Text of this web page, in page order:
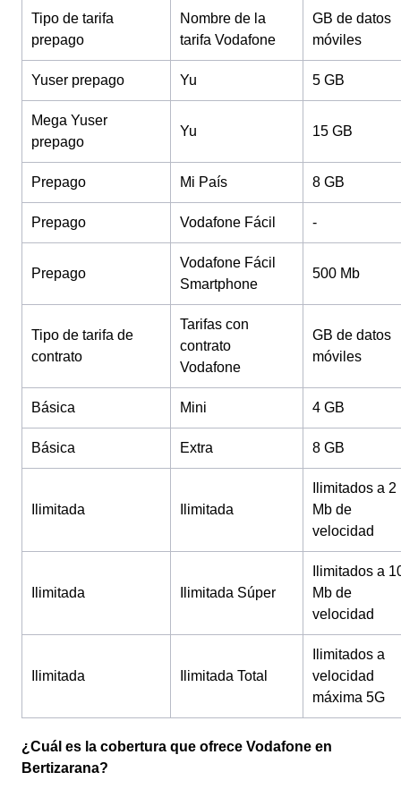
Tipo de tarifa
prepago
Nombre de la
tarifa Vodafone
GB de datos
móviles
Yuser prepago Yu 5 GB
Mega Yuser
prepago
Yu 15 GB
Prepago Mi País 8 GB
Prepago Vodafone Fácil -
Prepago
Vodafone Fácil
Smartphone
500 Mb
Tipo de tarifa de
contrato
Tarifas con
contrato
Vodafone
GB de datos
móviles
Básica Mini 4 GB
Básica Extra 8 GB
Ilimitada Ilimitada
Ilimitados a 2
Mb de
velocidad
Ilimitada Ilimitada Súper
Ilimitados a
Mb de
velocidad
Ilimitada Ilimitada Total
Ilimitados a
velocidad
máxima 5G
¿Cuál es la cobertura que ofrece Vodafone en
Bertizarana?